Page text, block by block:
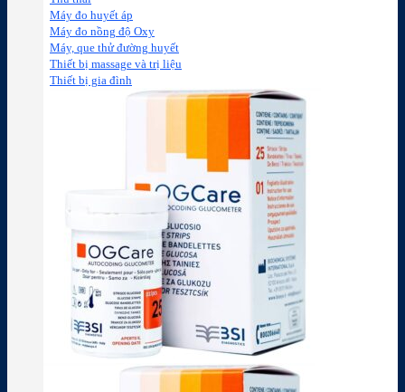
Máy đo huyết áp
Máy đo nồng độ Oxy
Máy, que thử đường huyết
Thiết bị massage và trị liệu
Thiết bị gia đình